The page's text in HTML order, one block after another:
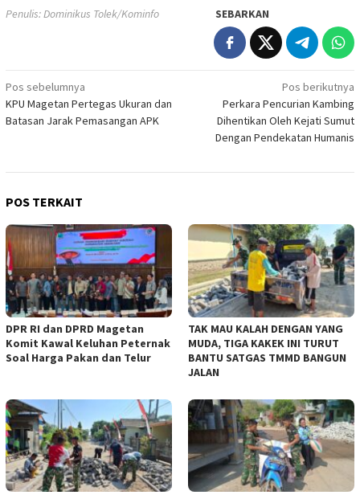
Penulis: Dominikus Tolek/Kominfo SEBARKAN
Navigasi
pos
Pos sebelumnya
KPU Magetan Pertegas Ukuran dan
Batasan Jarak Pemasangan APK
Pos berikutnya
Perkara Pencurian Kambing
Dihentikan Oleh Kejati Sumut
Dengan Pendekatan Humanis
POS TERKAIT
DPR RI dan DPRD Magetan
Komit Kawal Keluhan Peternak
Soal Harga Pakan dan Telur
TAK MAU KALAH DENGAN YANG
MUDA, TIGA KAKEK INI TURUT
BANTU SATGAS TMMD BANGUN
JALAN